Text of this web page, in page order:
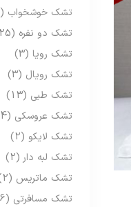
تشک خوشخواب (3)
تشک دو نفره (25)
تشک رویا (3)
تشک رویال (3)
تشک طبی (13)
تشک عروسکی (14)
تشک لایکو (2)
تشک لبه دار (2)
تشک ماتریس (2)
تشک مسافرتی (186)